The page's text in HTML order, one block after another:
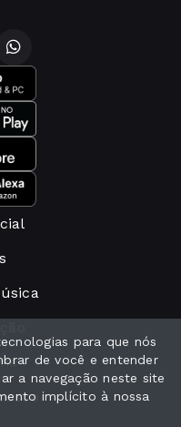
para que nós
de você e entender
a navegação neste site
implícito à nossa